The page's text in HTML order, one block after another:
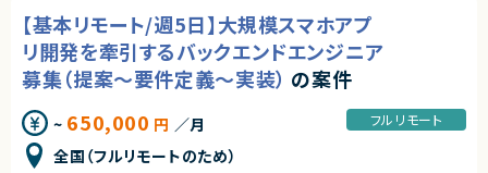
◆スキル・経験
・Web／SaaSプロダクトにおけるPdMまたはそれに準ずる役割の経験
（プロダクト企画、要件定義、改善サイクルへの継続的な関与）
・ユーザー課題を起点とした機能設計・仕様設計の経験
・UI/UXに関する基礎的な知識・判断力
・開発優先度の設計・ロードマップ策定の経験
・エンジニアと円滑にコミュニケーションできる技術理解
・関係者（営業・CS・経営層）と連携しながらプロダクトを推進した経験
・障害対応・運用改善など、プロダクト品質に責任を持った経験
・仕組みで解決する思考の方
・個人よりもチーム成果を重視する方
・事業会社人格で動ける方
・主体的にコミュニケーションが取れる方
契約形態
業務委託(準委任契約)
・セキュリティやガイドラインの策定
・インフラ環境の構築、運用
・CI/CDなどデリバリー基盤の構築・改善
・サービスの運用、推進、監視
・SRE観点での信頼性向上（アプリケーション/DB改善含む）
■担当工程
・設計、開発、運用保守、改善
【基本リモート/週5日】大規模スマホアプ
リ開発を牽引するバックエンドエンジニア
募集（提案～要件定義～実装） の案件
~ 650,000 円 ／月
全国（フルリモートのため）
フルリモート